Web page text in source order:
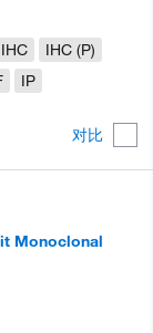
对比
IHC
IHC (P)
IP
Monoclonal